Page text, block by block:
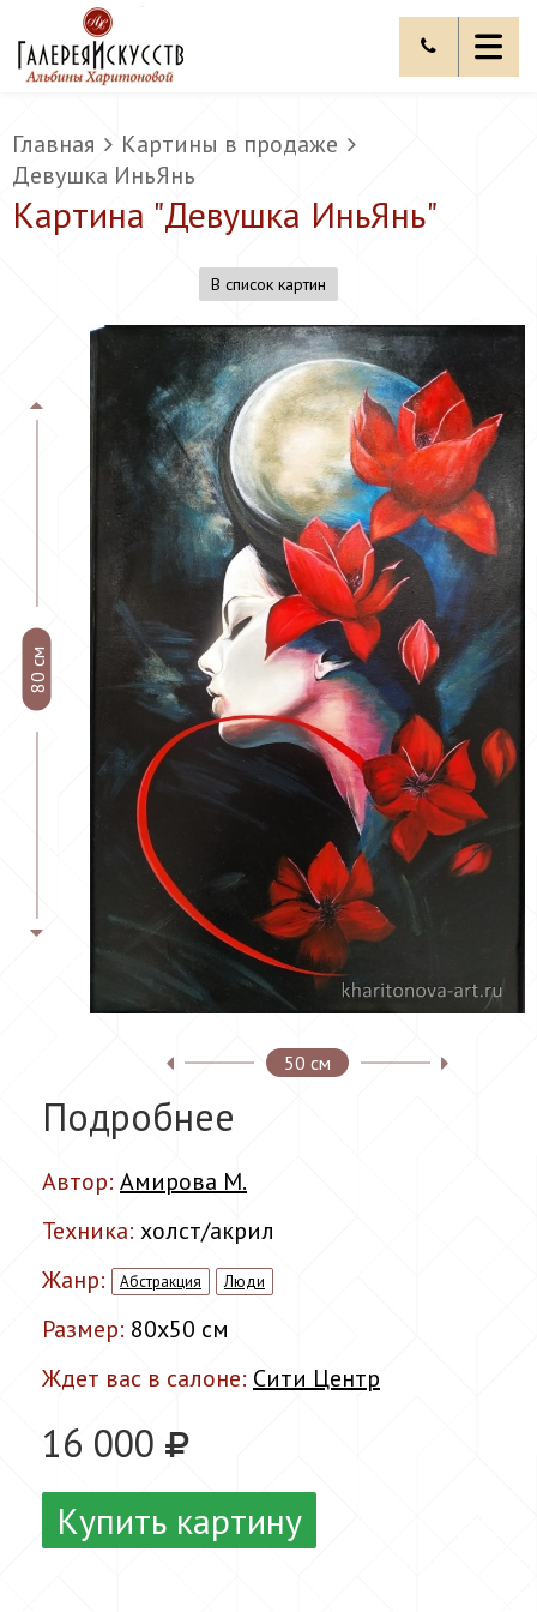
Главная
Картины в продаже
Девушка ИньЯнь
Картина "Девушка ИньЯнь"
В список картин
50 см
80 см
Подробнее
Автор: Амирова М.
Техника: холст/акрил
Жанр:
Абстракция Люди
Размер: 80x50 см
Ждет вас в салоне: Сити Центр
16 000
Купить картину